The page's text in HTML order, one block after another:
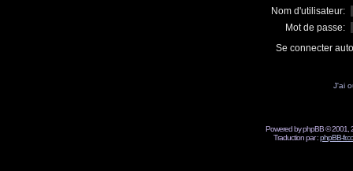
Nom d'utilisateur:
Mot de passe:
Se connecter
J'ai
Powered by phpBB © 2001,
Traduction par :phpBB-